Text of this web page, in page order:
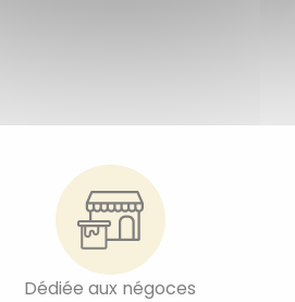
Dédiée aux négoces